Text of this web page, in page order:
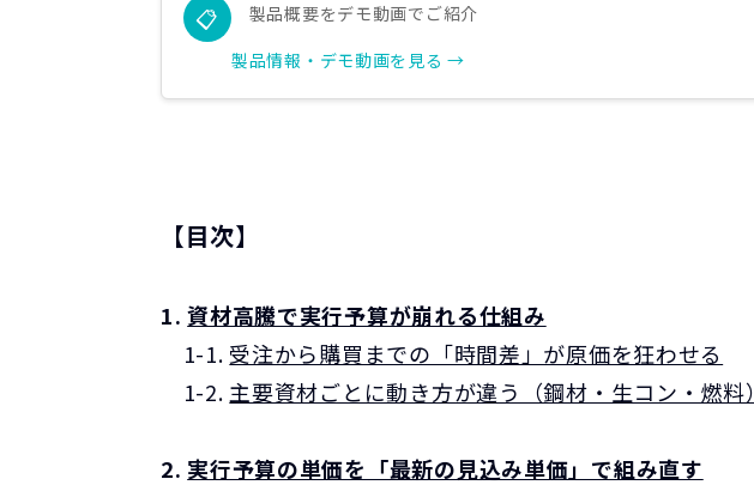
📋
製品概要をデモ動画でご紹介
製品情報・デモ動画を見る →
【目次】
1.資材高騰で実行予算が崩れる仕組み
1-1. 受注から購買までの「時間差」が原価を狂わせる
1-2. 主要資材ごとに動き方が違う（鋼材・生コン・燃料）
2. 実行予算の単価を「最新の見込み単価」で組み直す